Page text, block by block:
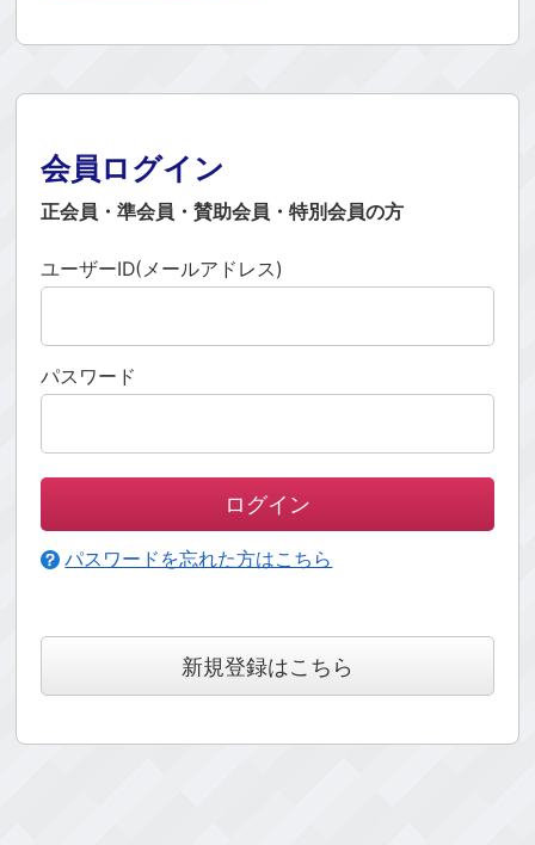
会員ログイン
正会員・準会員・賛助会員・特別会員の方
ユーザーID(メールアドレス)
パスワード
パスワードを忘れた方はこちら
新規登録はこちら